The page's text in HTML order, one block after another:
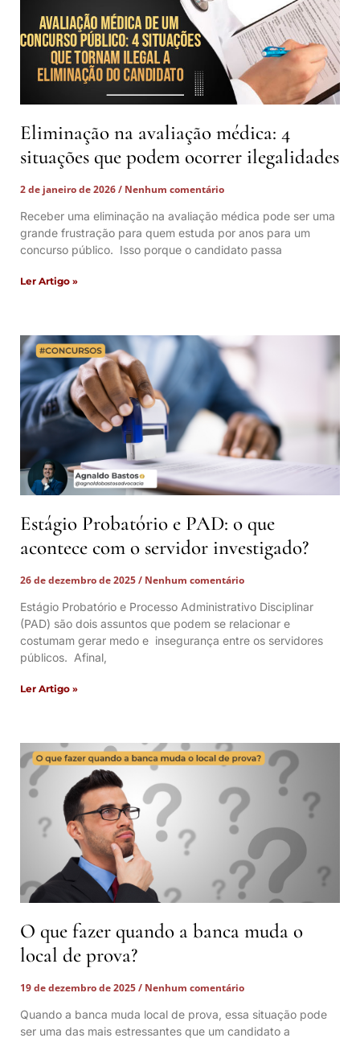
Eliminação na avaliação médica: 4
situações que podem ocorrer ilegalidades
2 de janeiro de 2026
Nenhum comentário
Receber uma eliminação na avaliação médica pode ser uma
grande frustração para quem estuda por anos para um
concurso público. Isso porque o candidato passa
Ler Artigo »
Estágio Probatório e PAD: o que
acontece com o servidor investigado?
26 de dezembro de 2025
Nenhum comentário
Estágio Probatório e Processo Administrativo Disciplinar
(PAD) são dois assuntos que podem se relacionar e
costumam gerar medo e insegurança entre os servidores
públicos. Afinal,
Ler Artigo »
O que fazer quando a banca muda o
local de prova?
19 de dezembro de 2025
Nenhum comentário
Quando a banca muda local de prova, essa situação pode
ser uma das mais estressantes que um candidato a